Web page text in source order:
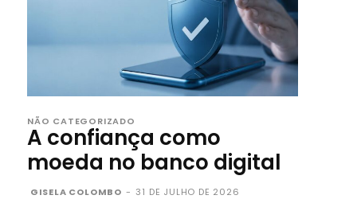
NÃO CATEGORIZADO
A confiança como
moeda no banco digital
GISELA COLOMBO - 31 DE JULHO DE 2026